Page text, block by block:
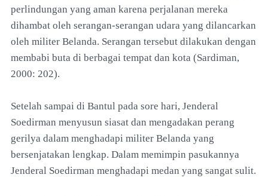
perlindungan yang aman karena perjalanan mereka
dihambat oleh serangan-serangan udara yang dilancarkan
oleh militer Belanda. Serangan tersebut dilakukan dengan
membabi buta di berbagai tempat dan kota (Sardiman,
2000: 202).
Setelah sampai di Bantul pada sore hari, Jenderal
Soedirman menyusun siasat dan mengadakan perang
gerilya dalam menghadapi militer Belanda yang
bersenjatakan lengkap. Dalam memimpin pasukannya
Jenderal Soedirman menghadapi medan yang sangat sulit.